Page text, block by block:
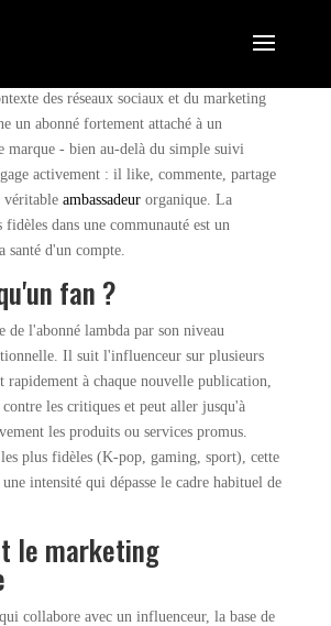
des réseaux sociaux et du marketing
un abonné fortement attaché à un
marque - bien au-delà du simple suivi
activement : il like, commente, partage
véritable ambassadeurorganique. La
dans une communauté est un
santé d'un compte.
fan ?
de l'abonné lambda par son niveau
Il suit l'influenceur sur plusieurs
rapidement à chaque nouvelle publication,
les critiques et peut aller jusqu'à
les produits ou services promus.
plus fidèles (K-pop, gaming, sport), cette
intensité qui dépasse le cadre habituel de
le marketing
collabore avec un influenceur, la base de